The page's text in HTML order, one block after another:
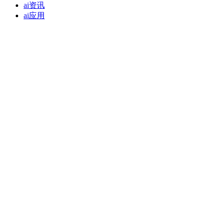
ai资讯
ai应用